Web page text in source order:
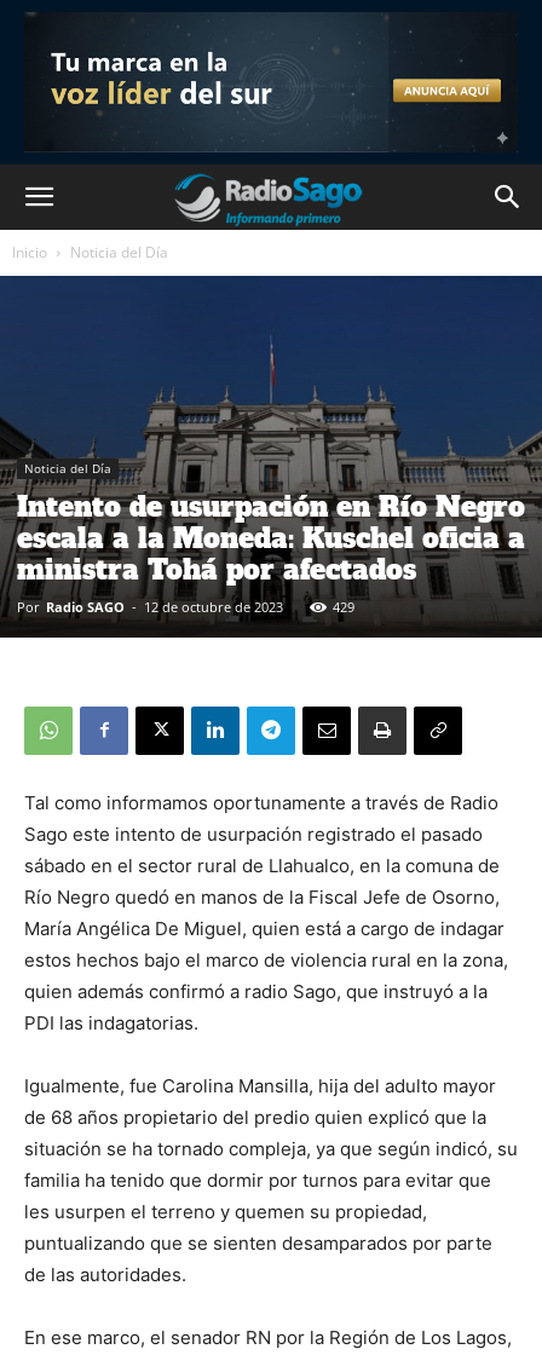
Inicio Noticia del Día
Noticia del Día
Intento de usurpación en Río Negro
escala a la Moneda: Kuschel oficia a
ministra Tohá por afectados
Por Radio SAGO - 12 de octubre de 2023 429
Tal como informamos oportunamente a través de Radio
Sago este intento de usurpación registrado el pasado
sábado en el sector rural de Llahualco, en la comuna de
Río Negro quedó en manos de la Fiscal Jefe de Osorno,
María Angélica De Miguel, quien está a cargo de indagar
estos hechos bajo el marco de violencia rural en la zona,
quien además confirmó a radio Sago, que instruyó a la
PDI las indagatorias.
Igualmente, fue Carolina Mansilla, hija del adulto mayor
de 68 años propietario del predio quien explicó que la
situación se ha tornado compleja, ya que según indicó, su
familia ha tenido que dormir por turnos para evitar que
les usurpen el terreno y quemen su propiedad,
puntualizando que se sienten desamparados por parte
de las autoridades.
En ese marco, el senador RN por la Región de Los Lagos,